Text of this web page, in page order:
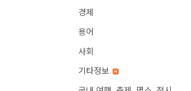
경제
용어
사회
기타정보